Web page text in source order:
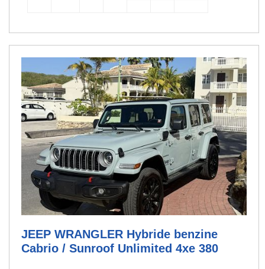
JEEP WRANGLER Hybride benzine
Cabrio / Sunroof Unlimited 4xe 380